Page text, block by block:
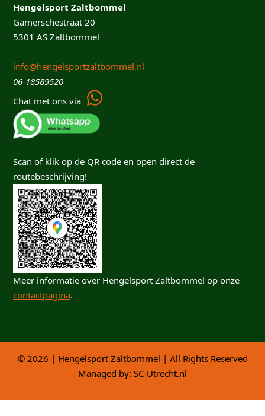
Hengelsport Zaltbommel
Gamerschestraat 20
5301 AS Zaltbommel
info@hengelsportzaltbommel.nl
06-18589520
Chat met ons via
Scan of klik op de QR code en open direct de
routebeschrijving!
Meer informatie over Hengelsport Zaltbommel op onze
contactpagina.
© 2026 | Hengelsport Zaltbommel | All Rights Reserved
Managed by: SC-Utrecht.nl